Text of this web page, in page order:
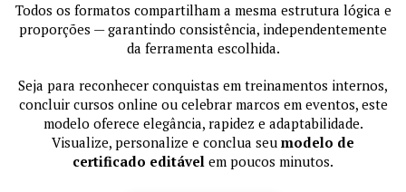
Todos os formatos compartilham a mesma estrutura lógica e
proporções — garantindo consistência, independentemente
da ferramenta escolhida.
Seja para reconhecer conquistas em treinamentos internos,
concluir cursos online ou celebrar marcos em eventos, este
modelo oferece elegância, rapidez e adaptabilidade.
Visualize, personalize e conclua seu modelo de
certificado editável em poucos minutos.